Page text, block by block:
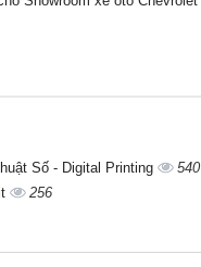
Số - Digital Printing
540
256